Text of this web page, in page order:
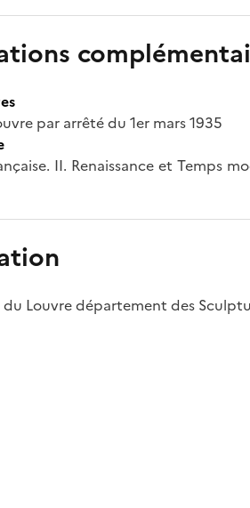
par arrêté du 1er mars 1935
II. Renaissance et Temps
du Louvre département des